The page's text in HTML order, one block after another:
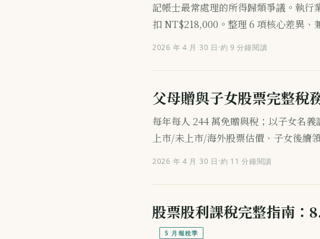
記帳士最常處理的所得歸類爭議。執
扣 NT$218,000。整理 6 項核心差異、
2026 年 4 月 30 日 ·約 9 分鐘閱讀
父母贈與子女股票完整稅
每年每人 244 萬免贈與稅；以子女名
上市/未上市/海外股票估價、子女後續
2026 年 4 月 30 日 ·約 11 分鐘閱讀
股票股利課稅完整指南：
5 月報稅季